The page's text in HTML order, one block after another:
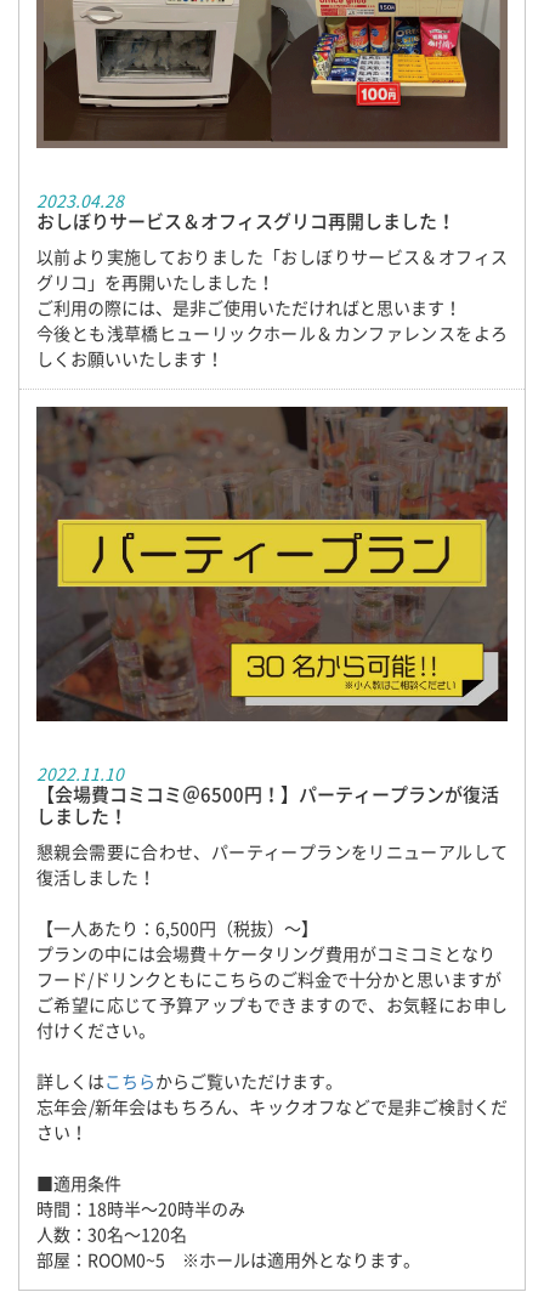
2023.04.28
おしぼりサービス＆オフィスグリコ再開しました！
以前より実施しておりました「おしぼりサービス＆オフィス
グリコ」を再開いたしました！
ご利用の際には、是非ご使用いただければと思います！
今後とも浅草橋ヒューリックホール＆カンファレンスをよろ
しくお願いいたします！
2022.11.10
【会場費コミコミ＠6500円！】パーティープランが復活
しました！
懇親会需要に合わせ、パーティープランをリニューアルして
復活しました！
【一人あたり：6,500円（税抜）～】
プランの中には会場費＋ケータリング費用がコミコミとなり
フード/ドリンクともにこちらのご料金で十分かと思いますが
ご希望に応じて予算アップもできますので、お気軽にお申し
付けください。
詳しくはこちらからご覧いただけます。
忘年会/新年会はもちろん、キックオフなどで是非ご検討くだ
さい！
■適用条件
時間：18時半～20時半のみ
人数：30名～120名
部屋：ROOM0~5 ※ホールは適用外となります。